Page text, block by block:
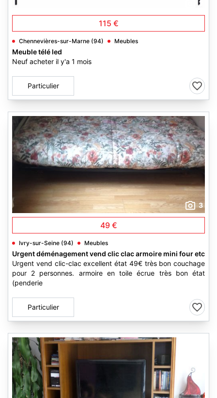
3
115 €
Chennevières-sur-Marne (94) Meubles
Meuble télé led
Neuf acheter il y'a 1 mois
Particulier
3
49 €
Ivry-sur-Seine (94) Meubles
Urgent déménagement vend clic clac armoire mini four etc
Urgent vend clic-clac excellent état 49€ très bon couchage
pour 2 personnes. armoire en toile écrue très bon état
(penderie
Particulier